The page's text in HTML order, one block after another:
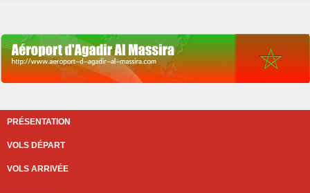
PRÉSENTATION
VOLS DÉPART
VOLS ARRIVÉE